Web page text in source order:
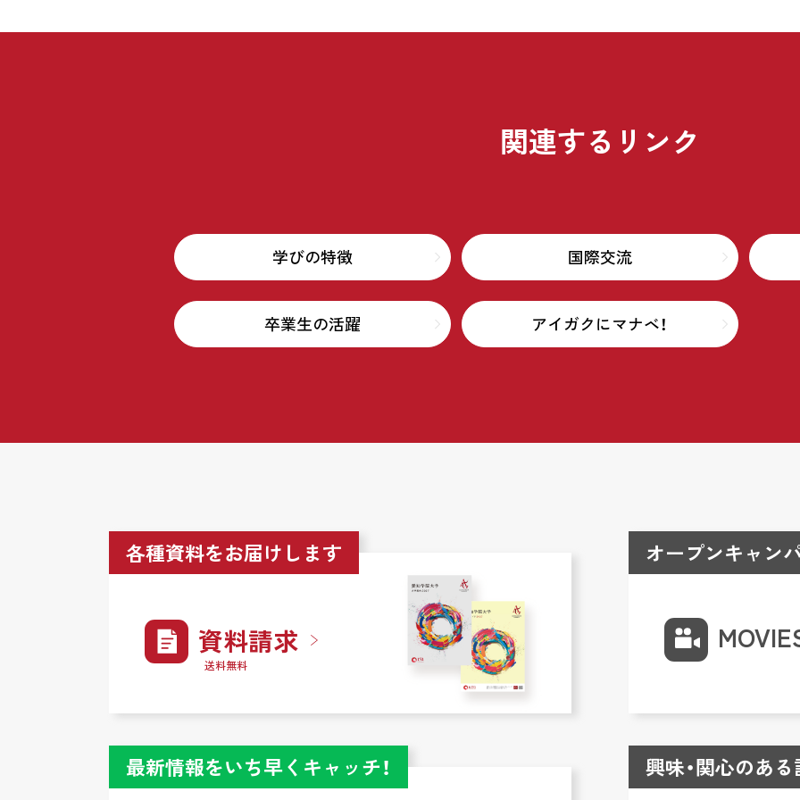
関連するリンク
学びの特徴 国際交流
卒業生の活躍 アイガクにマナベ！
各種資料をお届けします
資料請求
送料無料
最新情報をいち早くキャッチ！
オープンキャン
興味・関心のあ